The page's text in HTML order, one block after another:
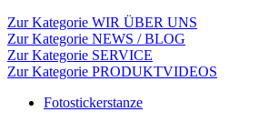
Zur Kategorie WIR ÜBER UNS
Zur Kategorie NEWS / BLOG
Zur Kategorie SERVICE
Zur Kategorie PRODUKTVIDEOS
Fotostickerstanze